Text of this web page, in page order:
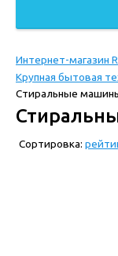
Интернет-магазин
Крупная бытовая
Стиральные
Сортировка: